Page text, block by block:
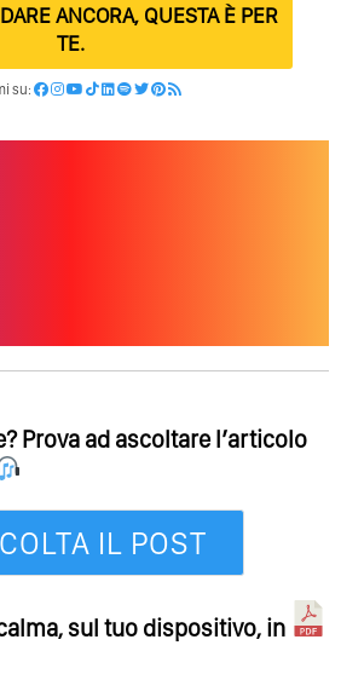
ANCORA, QUESTA È PER
TE.
su:
Prova ad ascoltare l’articolo
IL POST
sul tuo dispositivo, in